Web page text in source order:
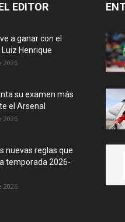
EDITOR
a ganar con el
Henrique
2026
su examen más
el Arsenal
2026
nuevas reglas que
temporada 2026-
2026